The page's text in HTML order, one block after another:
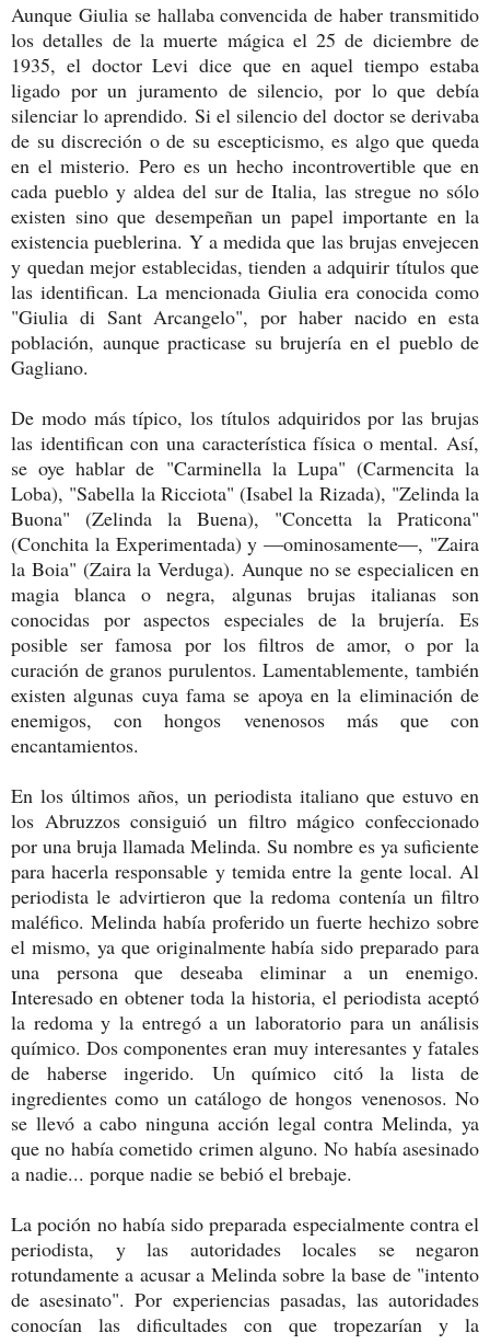
Aunque Giulia se hallaba convencida de haber transmitido
los detalles de la muerte mágica el 25 de diciembre de
1935, el doctor Levi dice que en aquel tiempo estaba
ligado por un juramento de silencio, por lo que debía
silenciar lo aprendido. Si el silencio del doctor se derivaba
de su discreción o de su escepticismo, es algo que queda
en el misterio. Pero es un hecho incontrovertible que en
cada pueblo y aldea del sur de Italia, las stregue no sólo
existen sino que desempeñan un papel importante en la
existencia pueblerina. Y a medida que las brujas envejecen
y quedan mejor establecidas, tienden a adquirir títulos que
las identifican. La mencionada Giulia era conocida como
"Giulia di Sant Arcangelo", por haber nacido en esta
población, aunque practicase su brujería en el pueblo de
Gagliano.
De modo más típico, los títulos adquiridos por las brujas
las identifican con una característica física o mental. Así,
se oye hablar de "Carminella la Lupa" (Carmencita la
Loba), "Sabella la Ricciota" (Isabel la Rizada), "Zelinda la
Buona" (Zelinda la Buena), "Concetta la Praticona"
(Conchita la Experimentada) y —ominosamente—, "Zaira
la Boia" (Zaira la Verduga). Aunque no se especialicen en
magia blanca o negra, algunas brujas italianas son
conocidas por aspectos especiales de la brujería. Es
posible ser famosa por los filtros de amor, o por la
curación de granos purulentos. Lamentablemente, también
existen algunas cuya fama se apoya en la eliminación de
enemigos, con hongos venenosos más que con
encantamientos.
En los últimos años, un periodista italiano que estuvo en
los Abruzzos consiguió un filtro mágico confeccionado
por una bruja llamada Melinda. Su nombre es ya suficiente
para hacerla responsable y temida entre la gente local. Al
periodista le advirtieron que la redoma contenía un filtro
maléfico. Melinda había proferido un fuerte hechizo sobre
el mismo, ya que originalmente había sido preparado para
una persona que deseaba eliminar a un enemigo.
Interesado en obtener toda la historia, el periodista aceptó
la redoma y la entregó a un laboratorio para un análisis
químico. Dos componentes eran muy interesantes y fatales
de haberse ingerido. Un químico citó la lista de
ingredientes como un catálogo de hongos venenosos. No
se llevó a cabo ninguna acción legal contra Melinda, ya
que no había cometido crimen alguno. No había asesinado
a nadie... porque nadie se bebió el brebaje.
La poción no había sido preparada especialmente contra el
periodista, y las autoridades locales se negaron
rotundamente a acusar a Melinda sobre la base de "intento
de asesinato". Por experiencias pasadas, las autoridades
conocían las dificultades con que tropezarían y la